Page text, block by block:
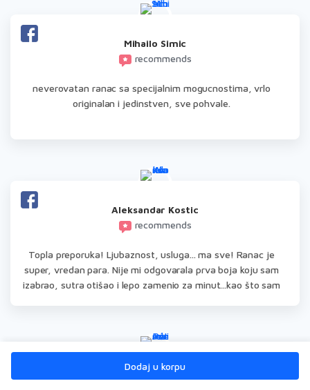
Mihailo Simic
recommends
neverovatan ranac sa specijalnim mogucnostima, vrlo
originalan i jedinstven, sve pohvale.
Aleksandar Kostic
recommends
Topla preporuka! Ljubaznost, usluga... ma sve! Ranac je
super, vredan para. Nije mi odgovarala prva boja koju sam
izabrao, sutra otišao i lepo zamenio za minut...kao što sam
Jelena Petrović
Dodaj u korpu